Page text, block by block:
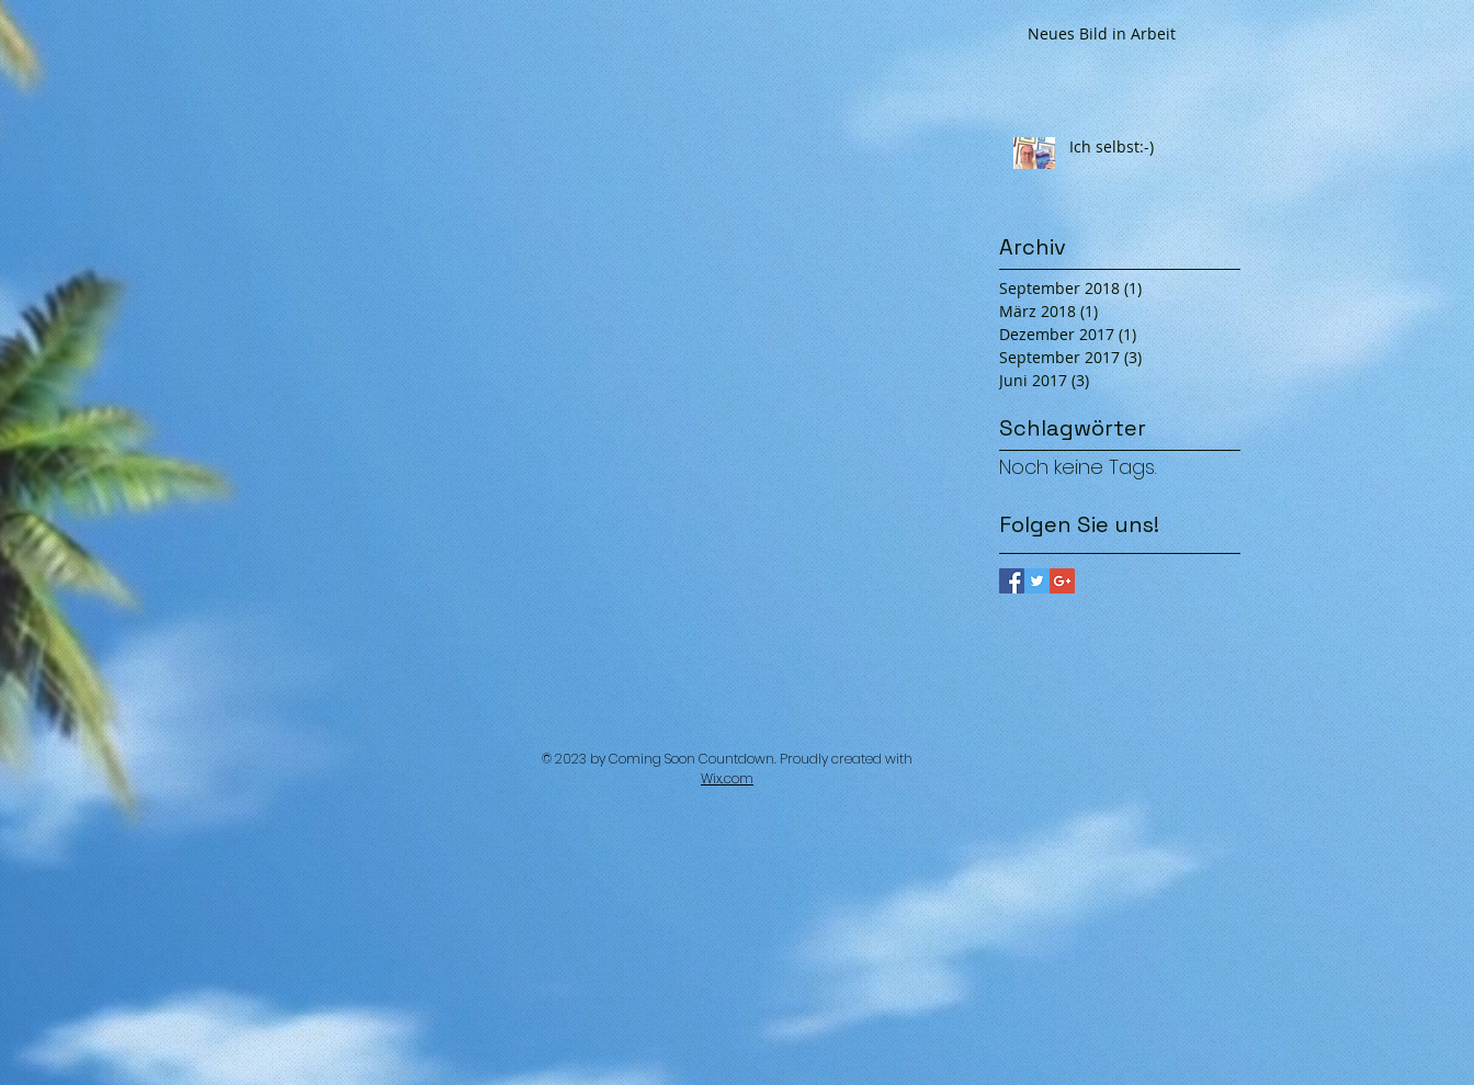
Neues Bild in Arbeit
Ich selbst:-)
Archiv
September 2018 (1)1 Beitrag
März 2018 (1)1 Beitrag
Dezember 2017 (1)1 Beitrag
September 2017 (3)3 Beiträge
Juni 2017 (3) 3 Beiträge
Schlagwörter
Noch keine Tags.
Folgen Sie uns!
© 2023 by Coming Soon Countdown. Proudly created with
Wix.com